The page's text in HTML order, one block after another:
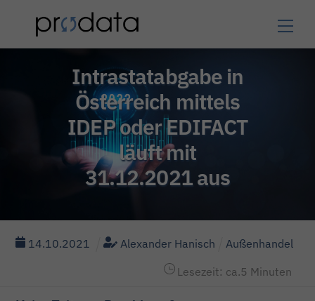
content
Intrastatabgabe in
Österreich mittels
IDEP oder EDIFACT
läuft mit
31.12.2021 aus
14.10.2021 Alexander Hanisch
Außenhandel
Lesezeit: ca.5 Minuten